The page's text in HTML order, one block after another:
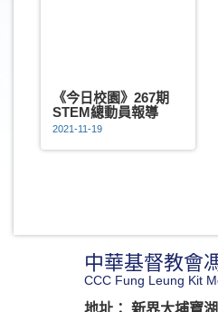
《今日校園》267期
STEM總動員報導
2021-11-19
中華基督教會
CCC Fung Leung Kit
地址： 新界大埔寶